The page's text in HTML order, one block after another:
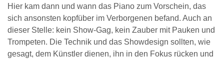
Hier kam dann und wann das Piano zum Vorschein, das
sich ansonsten kopfüber im Verborgenen befand. Auch an
dieser Stelle: kein Show-Gag, kein Zauber mit Pauken und
Trompeten. Die Technik und das Showdesign sollten, wie
gesagt, dem Künstler dienen, ihn in den Fokus rücken und